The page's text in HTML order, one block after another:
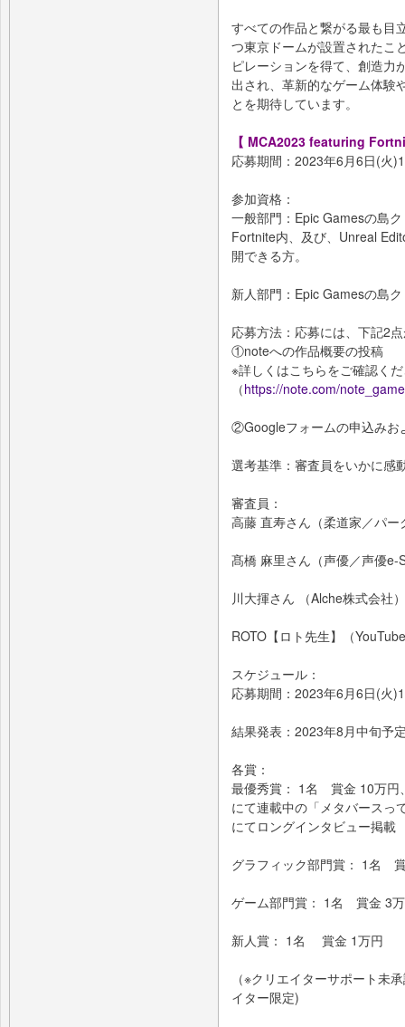
すべての作品と繋がる最も目
つ東京ドームが設置されたこ
ピレーションを得て、創造力
出され、革新的なゲーム体験
とを期待しています。
【 MCA2023 featuring
応募期間：2023年6月6日(火
参加資格：
一般部門：Epic Gamesの島
Fortnite内、及び、Unreal
開できる方。
新人部門：Epic Gamesの島
応募方法：応募には、下記2
①noteへの作品概要の投稿
※詳しくはこちらをご確認く
（https://note.com/
②Googleフォームの申込みお
選考基準：審査員をいかに感
審査員：
高藤 直寿さん（柔道家／パー
髙橋 麻里さん（声優／声優e-
川大揮さん （Alche株式会社）
ROTO【ロト先生】（
スケジュール：
応募期間：2023年6月6日(火
結果発表：2023年8月中旬予
各賞：
最優秀賞： 1名 賞金 10万円
にて連載中の「メタバースっ
にてロングインタビュー掲載
グラフィック部門賞： 1名
ゲーム部門賞： 1名 賞金 3
新人賞： 1名 賞金 1万円
（※クリエイターサポート未
イター限定)